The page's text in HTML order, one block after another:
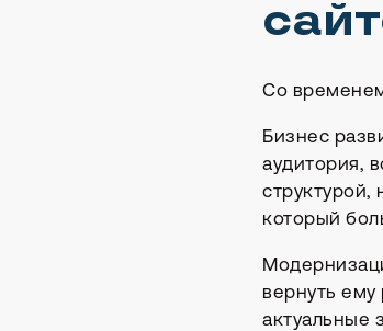
Со временем
Бизнес
аудитория,
который
вернуть
актуальные